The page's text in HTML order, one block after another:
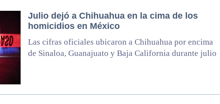
Julio dejó a Chihuahua en la cima de los
homicidios en México
Las cifras oficiales ubicaron a Chihuahua por encima
de Sinaloa, Guanajuato y Baja California durante julio